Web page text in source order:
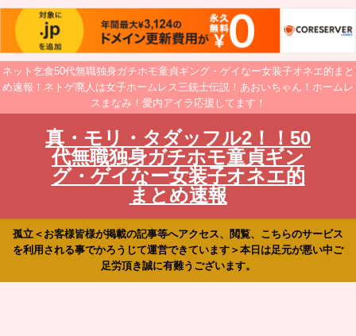
ネット乞食50代無職独身ガチホモ童貞ギング・ゲイなー女装子オネエ的まと
め速報！ネトゲ廃人は女子ホームレス三銃士伝説！あおいちゃん！ホームレ
スまなみ！愛内アイラ応援してます！
真・モリ・タダッフル2！！50
代無職独身ガチホモ童貞ギン
グ・ゲイなー女装子オネエ的
まとめ速報
孤立＜お客様皆様が掲載の記事等へアクセス、閲覧、こちらのサービス
を利用される事でかろうじて運営できています＞本日は足元が悪い中ご
足労頂き誠に有難うございます。